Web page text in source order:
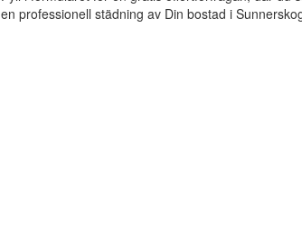
en professionell städning av Din bostad i